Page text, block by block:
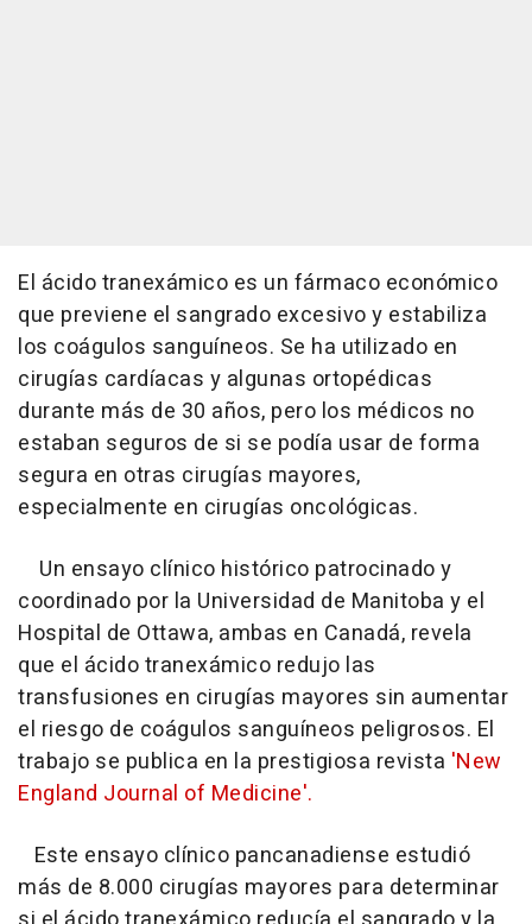
El ácido tranexámico es un fármaco económico
que previene el sangrado excesivo y estabiliza
los coágulos sanguíneos. Se ha utilizado en
cirugías cardíacas y algunas ortopédicas
durante más de 30 años, pero los médicos no
estaban seguros de si se podía usar de forma
segura en otras cirugías mayores,
especialmente en cirugías oncológicas.
Un ensayo clínico histórico patrocinado y
coordinado por la Universidad de Manitoba y el
Hospital de Ottawa, ambas en Canadá, revela
que el ácido tranexámico redujo las
transfusiones en cirugías mayores sin aumentar
el riesgo de coágulos sanguíneos peligrosos. El
trabajo se publica en la prestigiosa revista 'New
England Journal of Medicine'.
Este ensayo clínico pancanadiense estudió
más de 8.000 cirugías mayores para determinar